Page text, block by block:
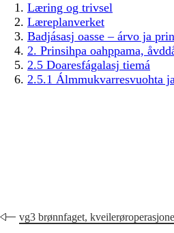
Læring og trivsel
Læreplanverket
Badjásasj oasse – árvo ja
2. Prinsihpa oahppama,
2.5 Doaresfágalasj tiemá
2.5.1 Álmmukvarresvuohta
vg3 brønnfaget,